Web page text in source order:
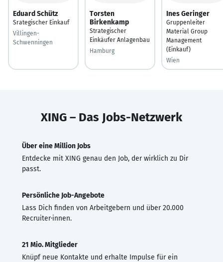
Eduard Schütz
Srategischer Einkauf
Villingen-
Schwenningen
Torsten
Birkenkamp
Strategischer
Einkäufer Anlagenbau
Hamburg
Ines Geringer
Gruppenleiter
Material Group
Management
(Einkauf)
Wien
XING – Das Jobs-Netzwerk
Über eine Million Jobs
Entdecke mit XING genau den Job, der wirklich zu Dir
passt.
Persönliche Job-Angebote
Lass Dich finden von Arbeitgebern und über 20.000
Recruiter·innen.
21 Mio. Mitglieder
Knüpf neue Kontakte und erhalte Impulse für ein